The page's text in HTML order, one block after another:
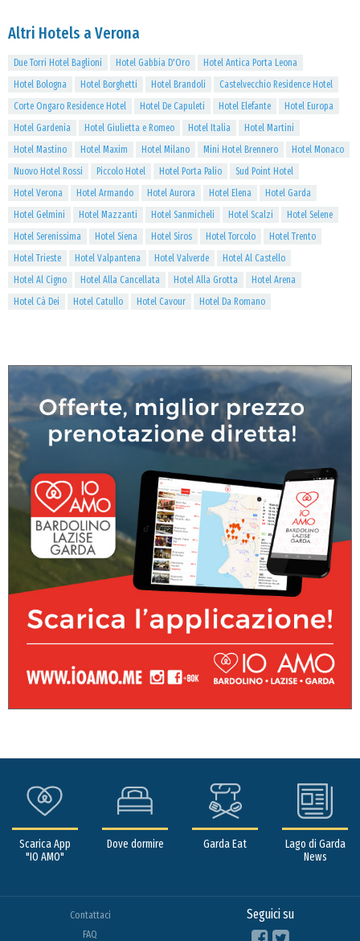
Altri Hotels a Verona
Due Torri Hotel Baglioni Hotel Gabbia D'Oro
Hotel Antica Porta Leona
Hotel Bologna
Hotel Borghetti Hotel Brandoli
Castelvecchio Residence Hotel
Corte Ongaro Residence Hotel
Hotel De Capuleti Hotel Elefante
Hotel Europa
Hotel Gardenia
Hotel Giulietta e Romeo Hotel Italia
Hotel Martini
Hotel Mastino
Hotel Maxim Hotel Milano Mini Hotel Brennero
Hotel Monaco
Nuovo Hotel Rossi
Piccolo Hotel Hotel Porta Palio
Sud Point Hotel
Hotel Verona
Hotel Armando Hotel Aurora Hotel Elena
Hotel Garda
Hotel Gelmini
Hotel Mazzanti Hotel Sanmicheli Hotel Scalzi
Hotel Selene
Hotel Serenissima
Hotel Siena Hotel Siros Hotel Torcolo
Hotel Trento
Hotel Trieste
Hotel Valpantena Hotel Valverde
Hotel Al Castello
Hotel Al Cigno
Hotel Alla Cancellata Hotel Alla Grotta
Hotel Arena
Hotel Cà Dei
Hotel Catullo Hotel Cavour Hotel Da Romano
Scarica App
"IO AMO"
Dove dormire Garda Eat
Lago di Garda
News
Contattaci
FAQ
Seguici su